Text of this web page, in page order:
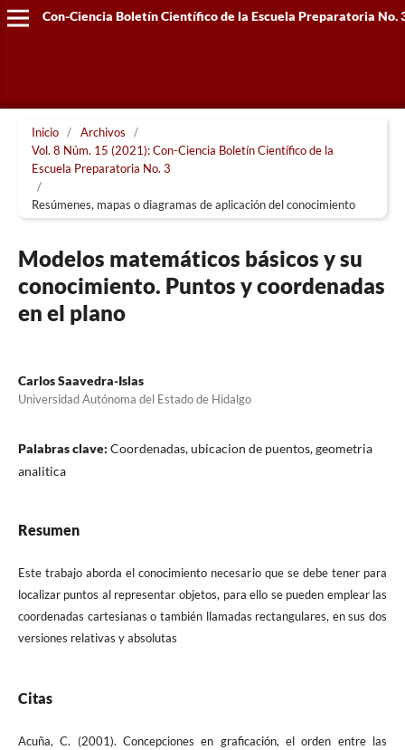
Con-Ciencia Boletín Científico de la Escuela Preparatoria No.
Inicio / Archivos
/
Vol. 8 Núm. 15 (2021): Con-Ciencia Boletín Científico de la
Escuela Preparatoria No. 3
/
Resúmenes, mapas o diagramas de aplicación del conocimiento
Modelos matemáticos básicos y su
conocimiento. Puntos y coordenadas
en el plano
Carlos Saavedra-Islas
Universidad Autónoma del Estado de Hidalgo
Palabras clave: Coordenadas, ubicacion de puentos, geometria
analitica
Resumen
Este trabajo aborda el conocimiento necesario que se debe tener para
localizar puntos al representar objetos, para ello se pueden emplear las
coordenadas cartesianas o también llamadas rectangulares, en sus dos
versiones relativas y absolutas
Citas
Acuña, C. (2001). Concepciones en graficación, el orden entre las